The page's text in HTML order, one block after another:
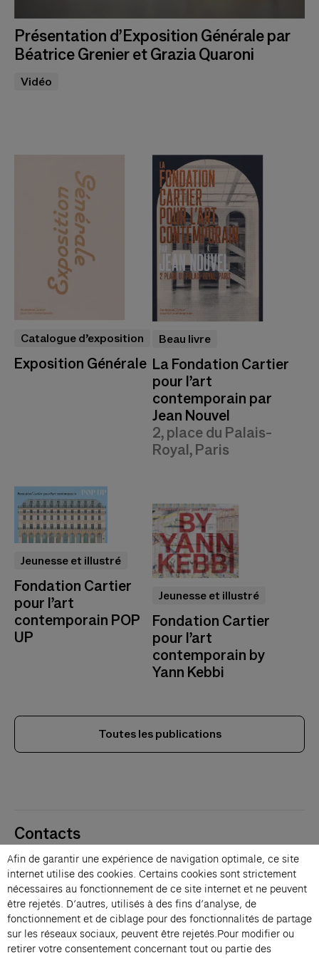
Présentation d’Exposition Générale par
Béatrice Grenier et Grazia Quaroni
Vidéo
Catalogue d’exposition
Exposition Générale
Beau livre
La Fondation Cartier
pour l’art
contemporain par
Jean Nouvel
2, place du Palais-
Royal, Paris
Jeunesse et illustré
Fondation Cartier
pour l’art
contemporain POP
UP
Jeunesse et illustré
Fondation Cartier
pour l’art
contemporain by
Yann Kebbi
Toutes les publications
Contacts
Membres
Presse
Privatisations
Changer de langue 
Inscription à la newsletter
Afin de garantir une expérience de navigation optimale, ce site
internet utilise des cookies. Certains cookies sont strictement
nécessaires au fonctionnement de ce site internet et ne peuvent
être rejetés. D’autres, utilisés à des fins d’analyse, de
fonctionnement et de ciblage pour des fonctionnalités de partage
sur les réseaux sociaux, peuvent être rejetés.Pour modifier ou
retirer votre consentement concernant tout ou partie des